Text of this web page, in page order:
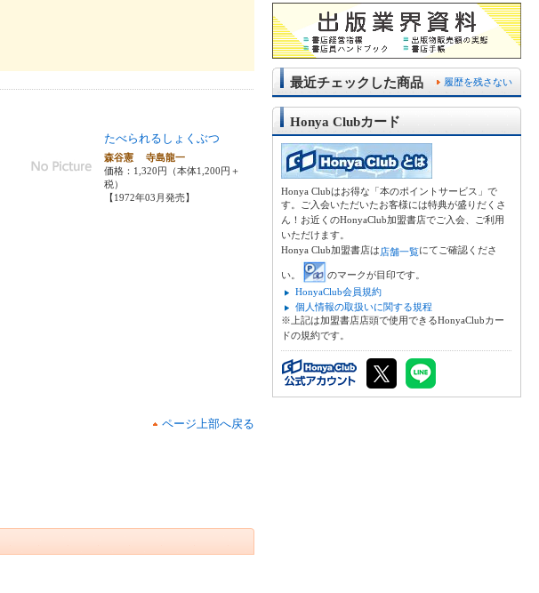
たべられるしょくぶつ
森谷憲 寺島龍一
価格：1,320円（本体1,200円＋
税）
【1972年03月発売】
ページ上部へ戻る
履歴を残さない
最近チェックした商品
Honya Clubカード
Honya Clubはお得な「本のポイントサービス」で
す。ご入会いただいたお客様には特典が盛りだくさ
ん！お近くのHonyaClub加盟書店でご入会、ご利用
いただけます。
Honya Club加盟書店は店舗一覧にてご確認くださ
い。
のマークが目印です。
HonyaClub会員規約
個人情報の取扱いに関する規程
※上記は加盟書店店頭で使用できるHonyaClubカー
ドの規約です。